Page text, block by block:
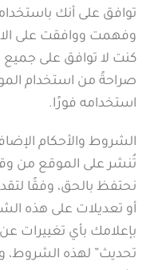
توافق على أنك
وفهمت ووافقت على
كنت لا توافق على
صراحةً من استخدام
استخدامه فورًا.
الشروط والأحكام
تُنشر على الموقع من
نحتفظ بالحق، وفقًا
أو تعديلات على هذه
بإعلامك بأي تغييرات
تحديث” لهذه الشروط،